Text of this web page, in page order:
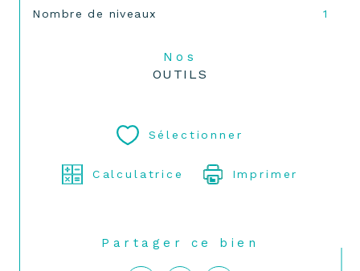
Nombre de niveaux 1
Nos
OUTILS
Sélectionner
Calculatrice Imprimer
Partager ce bien